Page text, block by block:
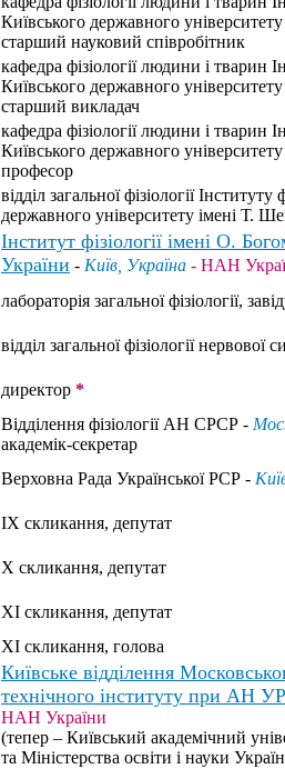
Київського державного
старший науковий співробітник
кафедра фізіології людини і тварин
Київського державного
старший викладач
кафедра фізіології людини і тварин
Київського державного
професор
відділ загальної фізіології Інституту
державного університету імені Т.
Інститут фізіології імені О.
України - Київ, Україна - НАН
лабораторія загальної фізіології,
відділ загальної фізіології нервової
директор *
Відділення фізіології АН СРСР -
академік-секретар
Верховна Рада Української РСР -
IX скликання, депутат
X скликання, депутат
XI скликання, депутат
XI скликання, голова
Київське відділення
технічного інституту при АН
НАН України
(тепер – Київський академічний
та Міністерства освіти і науки